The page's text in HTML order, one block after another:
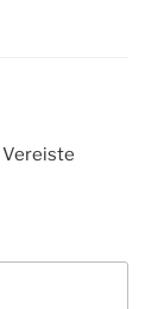
Vereiste